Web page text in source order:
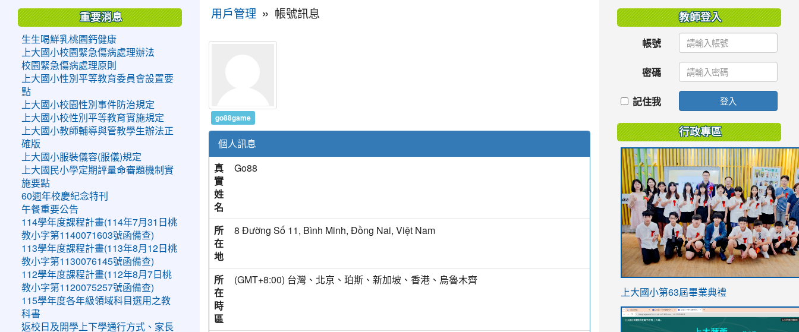
用戶管理 » 帳號訊息
go88game
個人訊息
真
實
姓
名
Go88
所
在
地
8 Đường Số 11, Bình Minh, Đồng Nai, Việt Nam
所
在
時
區
(GMT+8:00) 台灣、北京、珀斯、新加坡、香港、烏魯木齊
重要消息
生生喝鮮乳桃園鈣健康
上大國小校園緊急傷病處理辦法
校園緊急傷病處理原則
上大國小性別平等教育委員會設置要
點
上大國小校園性別事件防治規定
上大國小校性別平等教育實施規定
上大國小教師輔導與管教學生辦法正
確版
上大國小服裝儀容(服儀)規定
上大國民小學定期評量命審題機制實
施要點
60週年校慶紀念特刊
午餐重要公告
114學年度課程計畫(114年7月31日桃
教小字第1140071603號函備查)
113學年度課程計畫(113年8月12日桃
教小字第1130076145號函備查)
112學年度課程計畫(112年8月7日桃
教小字第1120075257號函備查)
115學年度各年級領域科目選用之教
科書
返校日及開學上下學通行方式、家長
教師登入
帳號
密碼
記住我 登入
行政專區
link
https://sites.google.com/stes.tyc.edu.tw/
上大國小第63屆畢業典禮
link